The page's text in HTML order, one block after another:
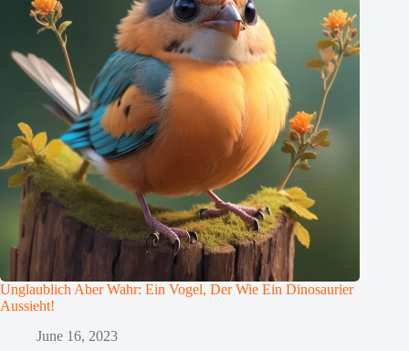
Unglaublich Aber Wahr: Ein Vogel, Der Wie Ein Dinosaurier
Aussieht!
June 16, 2023